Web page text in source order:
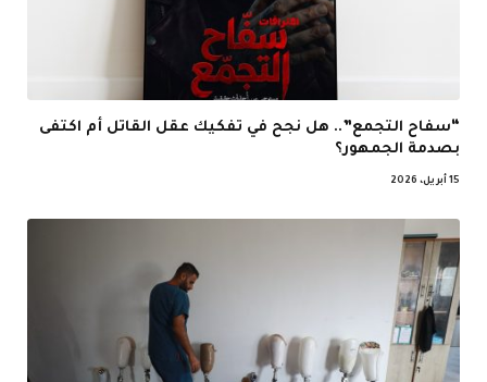
“سفاح التجمع”.. هل نجح في تفكيك عقل القاتل أم اكتفى
بصدمة الجمهور؟
15 أبريل، 2026